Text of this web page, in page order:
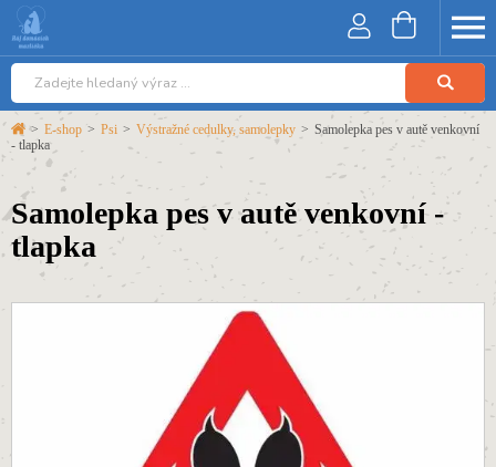
> E-shop > Psi > Výstražné cedulky, samolepky > Samolepka pes v autě venkovní
- tlapka
Samolepka pes v autě venkovní -
tlapka